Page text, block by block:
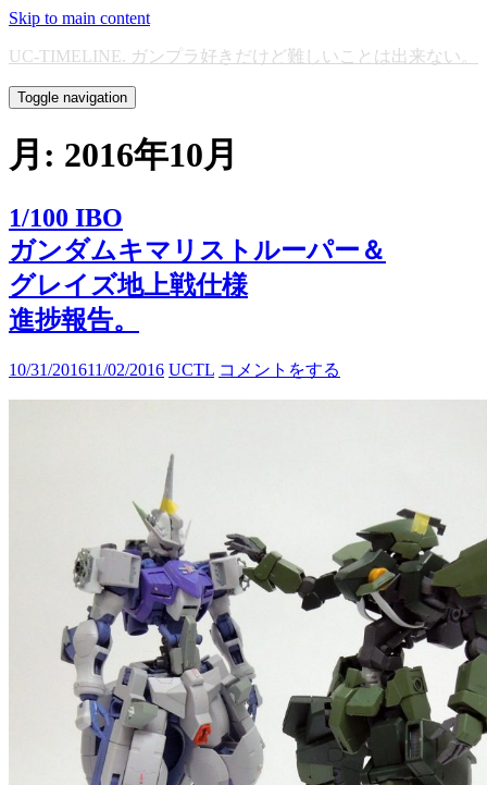
Skip to main content
UC-TIMELINE. ガンプラ好きだけど難しいことは出来ない。
Toggle navigation
月: 2016年10月
1/100 IBO
ガンダムキマリストルーパー＆
グレイズ地上戦仕様
進捗報告。
10/31/201611/02/2016 UCTL コメントをする